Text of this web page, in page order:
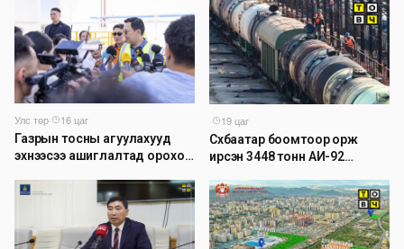
Улс төр·
16 цаг
Газрын тосны агуулахууд
эхнээсээ ашиглалтад ороход
·
19 цаг
Сүхбаатар боомтоор орж
ирсэн 3448 тонн АИ-92
буулгах ажлыг зохион
байгуулж байна